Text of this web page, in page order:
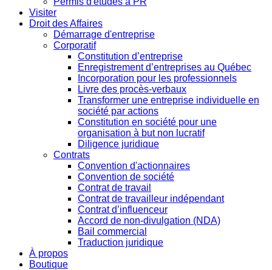
Visiter
Droit des Affaires
Démarrage d'entreprise
Corporatif
Constitution d’entreprise
Enregistrement d’entreprises au Québec
Incorporation pour les professionnels
Livre des procès-verbaux
Transformer une entreprise individuelle en
société par actions
Constitution en société pour une
organisation à but non lucratif
Diligence juridique
Contrats
Convention d'actionnaires
Convention de société
Contrat de travail
Contrat de travailleur indépendant
Contrat d’influenceur
Accord de non-divulgation (NDA)
Bail commercial
Traduction juridique
À propos
Boutique